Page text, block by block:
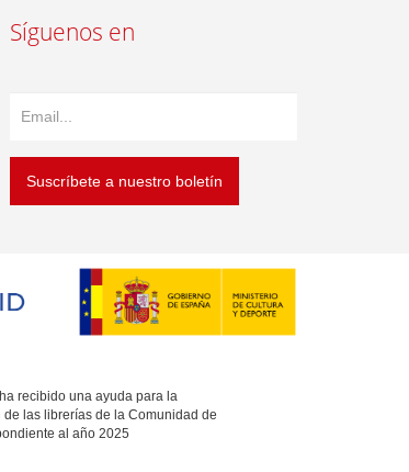
Síguenos en
Suscríbete a nuestro boletín
recibido una ayuda para la
las librerías de la Comunidad de
al año 2025